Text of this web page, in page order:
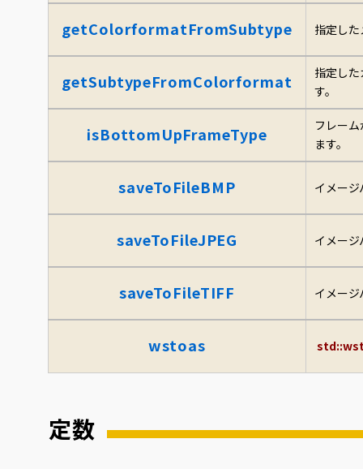
getColorformatFromSubtype 指定し
getSubtypeFromColorformat
指定し
す。
isBottomUpFrameType
フレー
ます。
saveToFileBMP イメー
saveToFileJPEG イメー
saveToFileTIFF イメー
wstoas
定数